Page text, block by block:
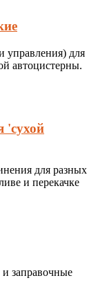
управления) для
автоцистерны.
'сухой
для разных
и перекачке
заправочные